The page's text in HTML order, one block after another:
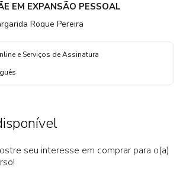
EM EXPANSÃO PESSOAL
Roque Pereira
e Serviços de Assinatura
seu interesse em comprar para o(a)